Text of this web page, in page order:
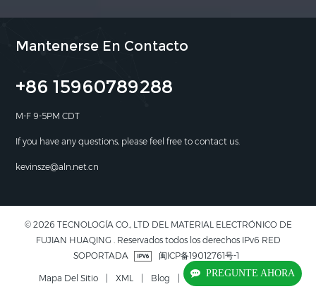
PREGUNTE AHORA
Mantenerse En Contacto
+86 15960789288
M-F 9-5PM CDT
If you have any questions, please feel free to contact us.
kevinsze@aln.net.cn
© 2026 TECNOLOGÍA CO., LTD DEL MATERIAL ELECTRÓNICO DE
FUJIAN HUAQING . Reservados todos los derechos IPv6 RED
SOPORTADA
闽ICP备19012761号-1
Mapa Del Sitio | XML | Blog | Política De Privacidad